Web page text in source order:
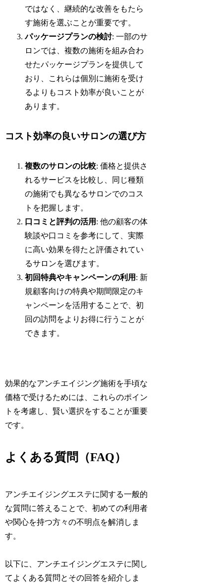
ではなく、継続的な改善をもたら
す施術を選ぶことが重要です。
パッケージプランの検討: 一部のサ
ロンでは、複数の施術を組み合わ
せたパッケージプランを提供して
おり、これらは個別に施術を受け
るよりもコスト効率が良いことが
あります。
コスト効率の良いサロンの選び方
複数のサロンの比較: 価格と提供さ
れるサービスを比較し、同じ種類
の施術でも異なるサロンでのコス
トを把握します。
口コミと評判の活用 : 他の顧客の体
験談や口コミを参考にして、実際
に高い効果を得たと評価されてい
るサロンを選びます。
初回特典やキャンペーンの利用 : 新
規顧客向けの特典や期間限定のキ
ャンペーンを活用することで、初
回の訪問をよりお得に行うことが
できます。
効果的なアンチエイジング施術を手頃な
価格で受けるためには、これらのポイン
トを考慮し、賢い選択をすることが重要
です。
よくある質問（FAQ）
アンチエイジングエステに関する一般的
な質問に答えることで、初めての利用者
や関心を持つ方々の不明点を解消しま
す。
以下に、アンチエイジングエステに関し
てよくある質問とその回答を紹介しま